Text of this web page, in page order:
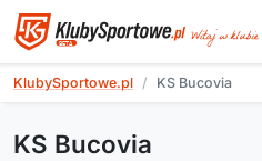
KlubySportowe.pl KS Bucovia
KS Bucovia